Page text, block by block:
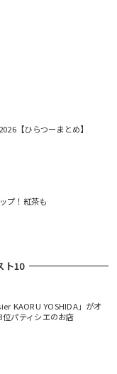
【ひらつーまとめ】
プ！紅茶も
ト10
KAORU YOSHIDA」がオ
パティシエのお店